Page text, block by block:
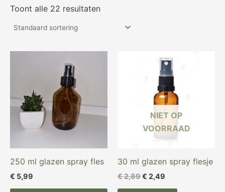
Toont alle 22 resultaten
250 ml glazen spray fles
€ 5,99
NIET OP
VOORRAAD
30 ml glazen spray flesje
€2,89
€ 2,89.
€ 2,49
prijs
is: